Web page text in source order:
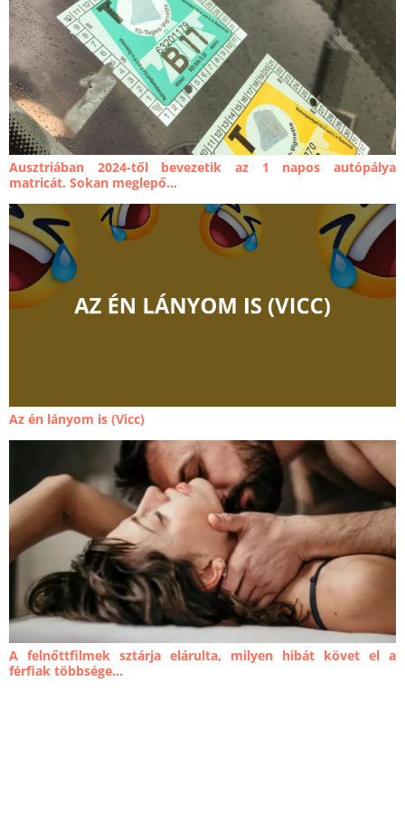
Ausztriában 2024-től bevezetik az 1 napos autópálya
matricát. Sokan meglepő...
Az én lányom is (Vicc)
A felnőttfilmek sztárja elárulta, milyen hibát követ el a
férfiak többsége...